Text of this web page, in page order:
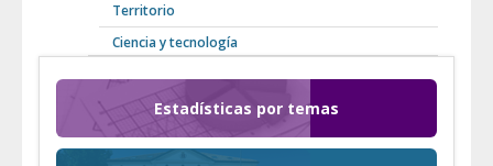
Territorio
Ciencia y tecnología
Estadísticas por temas